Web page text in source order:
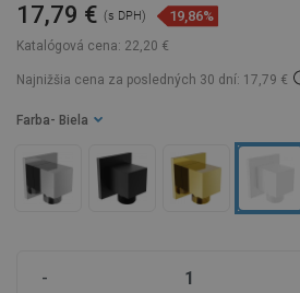
Katalógová cena: 22,20 €
17,79 € (s DPH) 19,86%
Najnižšia cena za posledných 30 dní: 17,79 €
Farba - Biela
-